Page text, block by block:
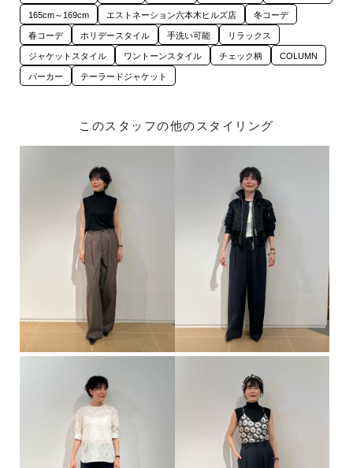
165cm～169cm エストネーション六本木ヒルズ店 冬コーデ
春コーデ ホリデースタイル 手洗い可能 リラックス
ジャケットスタイル ワントーンスタイル チェック柄 COLUMN
パーカー テーラードジャケット
このスタッフの他のスタイリング